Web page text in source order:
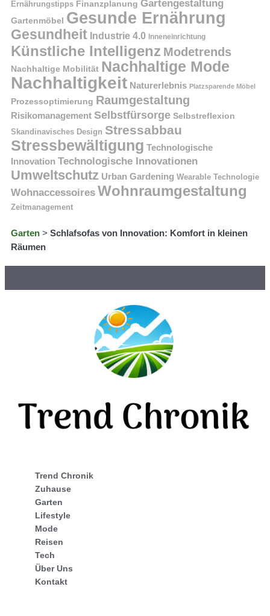
Ernährungstipps Finanzplanung Gartengestaltung
Gartenmöbel Gesunde Ernährung
Gesundheit Industrie 4.0 Inneneinrichtung
Künstliche Intelligenz Modetrends
Nachhaltige Mobilität Nachhaltige Mode
Nachhaltigkeit Naturerlebnis Platzsparende Möbel
Prozessoptimierung Raumgestaltung
Risikomanagement Selbstfürsorge Selbstreflexion
Skandinavisches Design Stressabbau
Stressbewältigung Technologische
Innovation Technologische Innovationen
Umweltschutz Urban Gardening Wearable Technologie
Wohnaccessoires Wohnraumgestaltung
Zeitmanagement
Garten > Schlafsofas von Innovation: Komfort in kleinen
Räumen
Trend Chronik
Zuhause
Garten
Lifestyle
Mode
Reisen
Tech
Über Uns
Kontakt